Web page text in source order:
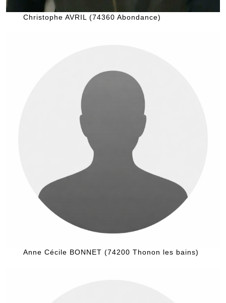
Christophe AVRIL (74360 Abondance)
Anne Cécile BONNET (74200 Thonon les bains)